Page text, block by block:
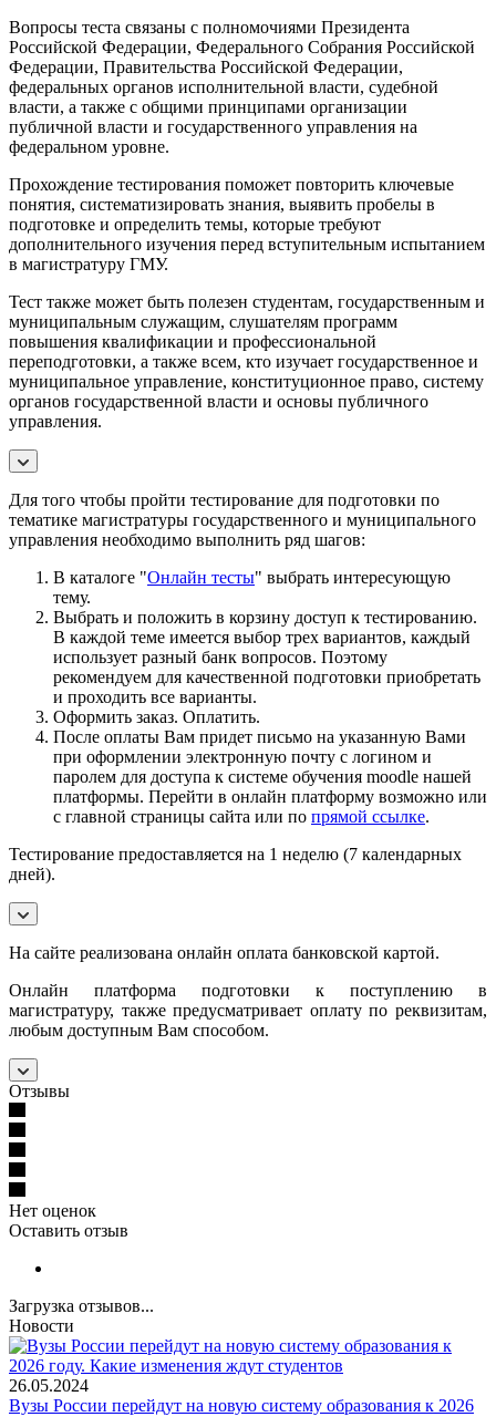
Вопросы теста связаны с полномочиями Президента
Российской Федерации, Федерального Собрания Российской
Федерации, Правительства Российской Федерации,
федеральных органов исполнительной власти, судебной
власти, а также с общими принципами организации
публичной власти и государственного управления на
федеральном уровне.
Прохождение тестирования поможет повторить ключевые
понятия, систематизировать знания, выявить пробелы в
подготовке и определить темы, которые требуют
дополнительного изучения перед вступительным испытанием
в магистратуру ГМУ.
Тест также может быть полезен студентам, государственным и
муниципальным служащим, слушателям программ
повышения квалификации и профессиональной
переподготовки, а также всем, кто изучает государственное и
муниципальное управление, конституционное право, систему
органов государственной власти и основы публичного
управления.
Для того чтобы пройти тестирование для подготовки по
тематике магистратуры государственного и муниципального
управления необходимо выполнить ряд шагов:
В каталоге "Онлайн тесты" выбрать интересующую
тему.
Выбрать и положить в корзину доступ к тестированию.
В каждой теме имеется выбор трех вариантов, каждый
использует разный банк вопросов. Поэтому
рекомендуем для качественной подготовки приобретать
и проходить все варианты.
Оформить заказ. Оплатить.
После оплаты Вам придет письмо на указанную Вами
при оформлении электронную почту с логином и
паролем для доступа к системе обучения moodle нашей
платформы. Перейти в онлайн платформу возможно или
с главной страницы сайта или по прямой ссылке.
Тестирование предоставляется на 1 неделю (7 календарных
дней).
На сайте реализована онлайн оплата банковской картой.
Онлайн платформа подготовки к поступлению в
магистратуру, также предусматривает оплату по реквизитам,
любым доступным Вам способом.
Отзывы
Нет оценок
Оставить отзыв
Загрузка отзывов...
Новости
26.05.2024
Вузы России перейдут на новую систему образования к 2026